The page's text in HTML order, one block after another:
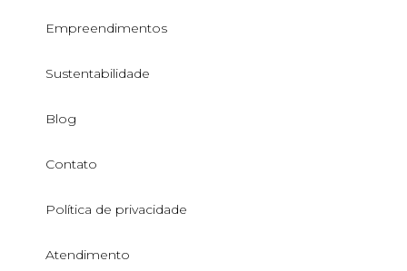
Empreendimentos
Sustentabilidade
Blog
Contato
Política de privacidade
Atendimento